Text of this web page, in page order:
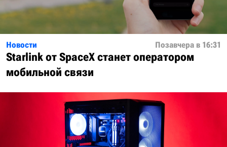
Новости Позавчера в 16:31
Starlink от SpaceX станет оператором
мобильной связи